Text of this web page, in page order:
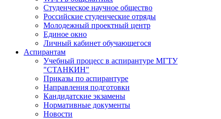
Студенческое научное общество
Российские студенческие отряды
Молодежный проектный центр
Единое окно
Личный кабинет обучающегося
Аспирантам
Учебный процесс в аспирантуре МГТУ
"СТАНКИН"
Приказы по аспирантуре
Направления подготовки
Кандидатские экзамены
Нормативные документы
Новости